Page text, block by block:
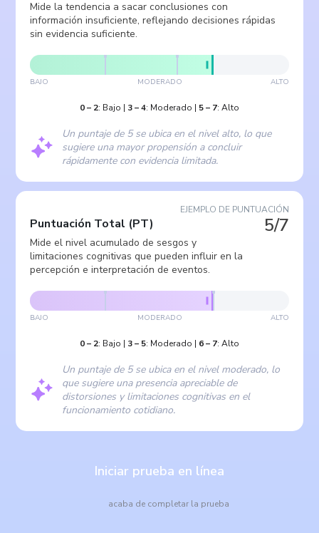
Mide la tendencia a sacar conclusiones con
información insuficiente, reflejando decisiones rápidas
sin evidencia suficiente.
BAJO MODERADO ALTO
0– 2: Bajo | 3–4: Moderado | 5– 7: Alto
Un puntaje de 5 se ubica en el nivel alto, lo que
sugiere una mayor propensión a concluir
rápidamente con evidencia limitada.
EJEMPLO DE PUNTUACIÓN
5/7
Puntuación Total (PT)
Mide el nivel acumulado de sesgos y
limitaciones cognitivas que pueden influir en la
percepción e interpretación de eventos.
BAJO MODERADO ALTO
0– 2: Bajo | 3– 5: Moderado | 6– 7: Alto
Un puntaje de 5 se ubica en el nivel moderado, lo
que sugiere una presencia apreciable de
distorsiones y limitaciones cognitivas en el
funcionamiento cotidiano.
Iniciar prueba en línea
acaba de completar la prueba